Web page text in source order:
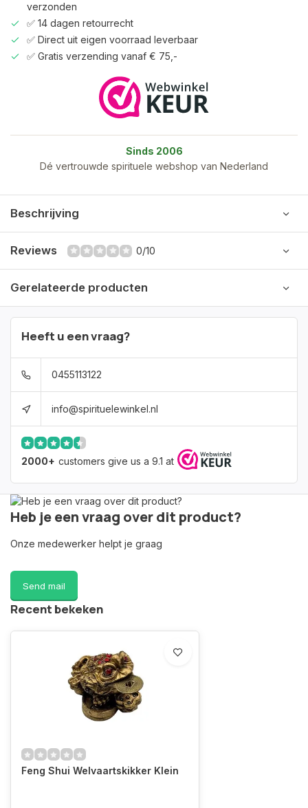
verzonden
✅ 14 dagen retourrecht
✅ Direct uit eigen voorraad leverbaar
✅ Gratis verzending vanaf € 75,-
Sinds 2006
Dé vertrouwde spirituele webshop van Nederland
Beschrijving
Reviews 0/10
Gerelateerde producten
Heeft u een vraag?
0455113122
info@spirituelewinkel.nl
2000+ customers give us a 9.1 at
Heb je een vraag over dit product?
Onze medewerker helpt je graag
Send mail
Recent bekeken
Feng Shui Welvaartskikker Klein